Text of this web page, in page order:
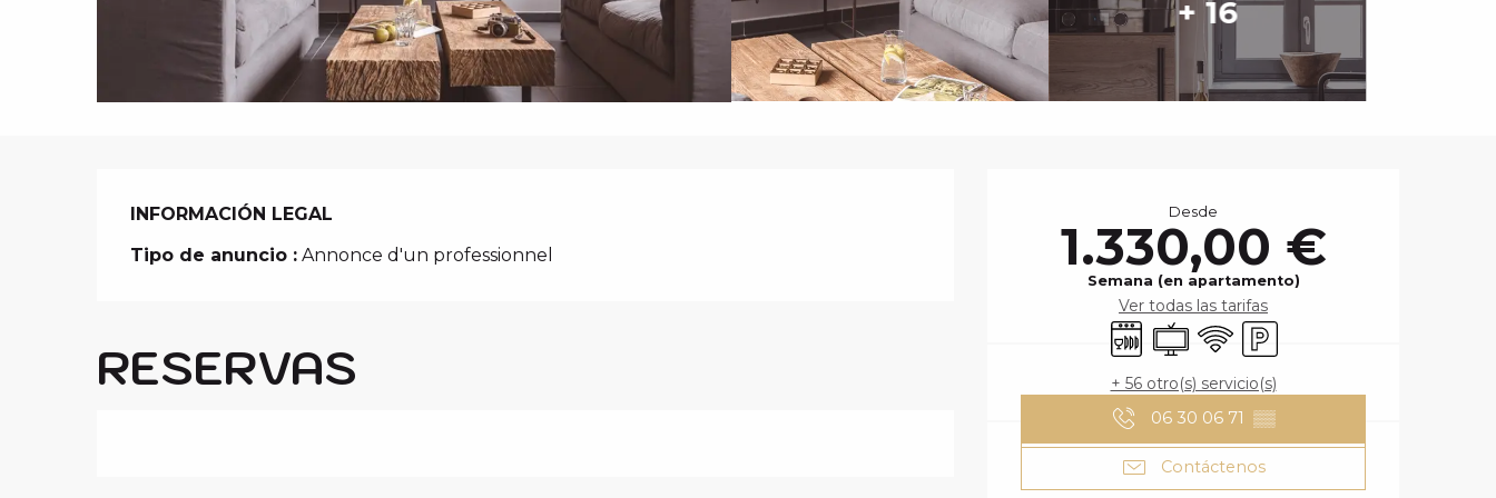
+ 16
HORARIOS Y
Desde
1.330,00 €
Semana (en apartamento)
Ver todas las tarifas
Lavavajillas
Televisión
Wifi Aparcamiento
+ 56 otro(s) servicio(s)
06 30 06 71 ▒▒
Contáctenos
INFORMACIÓN LEGAL
INFORMACIÓN LEGAL
Tipo de anuncio : Annonce d'un professionnel
RESERVAS